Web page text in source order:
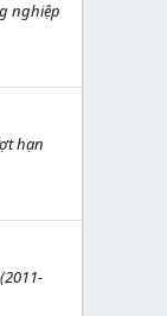
nghiệp
hạn